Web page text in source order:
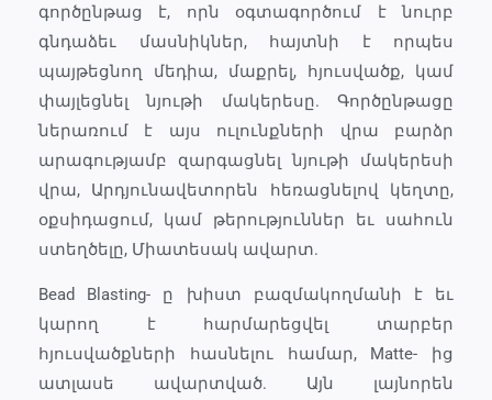
գործընթաց է, որն օգտագործում է նուրբ
գնդաձեւ մասնիկներ, հայտնի է որպես
պայթեցնող մեդիա, մաքրել, հյուսվածք, կամ
փայլեցնել նյութի մակերեսը. Գործընթացը
ներառում է այս ուլունքների վրա բարձր
արագությամբ զարգացնել նյութի մակերեսի
վրա, Արդյունավետորեն հեռացնելով կեղտը,
օքսիդացում, կամ թերություններ եւ սահուն
ստեղծելը, Միատեսակ ավարտ.
Bead Blasting- ը խիստ բազմակողմանի է եւ
կարող է հարմարեցվել տարբեր
հյուսվածքների հասնելու համար, Matte- ից
ատլասե ավարտված. Այն լայնորեն